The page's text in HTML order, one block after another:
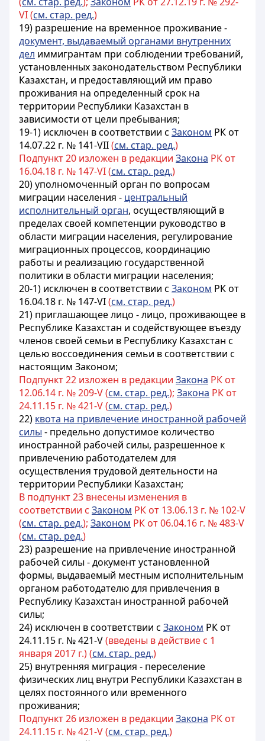
VI (см. стар. ред.)
19) разрешение на временное проживание -
документ, выдаваемый органами внутренних
дел иммигрантам при соблюдении требований,
установленных законодательством Республики
Казахстан, и предоставляющий им право
проживания на определенный срок на
территории Республики Казахстан в
зависимости от цели пребывания;
19-1) исключен в соответствии с Законом РК от
14.07.22 г. № 141-VII(см. стар. ред.)
Подпункт 20 изложен в редакции Закона РК от
16.04.18 г. № 147-VI (см. стар. ред.)
20) уполномоченный орган по вопросам
миграции населения - центральный
исполнительный орган, осуществляющий в
пределах своей компетенции руководство в
области миграции населения, регулирование
миграционных процессов, координацию
работы и реализацию государственной
политики в области миграции населения;
20-1) исключен в соответствии с Законом РК от
16.04.18 г. № 147-VI(см. стар. ред.)
21) приглашающее лицо - лицо, проживающее в
Республике Казахстан и содействующее въезду
членов своей семьи в Республику Казахстан с
целью воссоединения семьи в соответствии с
настоящим Законом;
Подпункт 22 изложен в редакции Закона РК от
12.06.14 г. № 209-V (см. стар. ред.); Закона РК от
24.11.15 г. № 421-V (см. стар. ред.)
22) квота на привлечение иностранной рабочей
силы - предельно допустимое количество
иностранной рабочей силы, разрешенное к
привлечению работодателем для
осуществления трудовой деятельности на
территории Республики Казахстан;
В подпункт 23 внесены изменения в
соответствии с Законом РК от 13.06.13 г. № 102-V
(см. стар. ред.); Законом РК от 06.04.16 г. № 483-V
(см. стар. ред.)
23) разрешение на привлечение иностранной
рабочей силы - документ установленной
формы, выдаваемый местным исполнительным
органом работодателю для привлечения в
Республику Казахстан иностранной рабочей
силы;
24) исключен в соответствии с Законом РК от
24.11.15 г. № 421-V(введены в действие с 1
января 2017 г.) (см. стар. ред.)
25) внутренняя миграция - переселение
физических лиц внутри Республики Казахстан в
целях постоянного или временного
проживания;
Подпункт 26 изложен в редакции Закона РК от
24.11.15 г. № 421-V (см. стар. ред.)